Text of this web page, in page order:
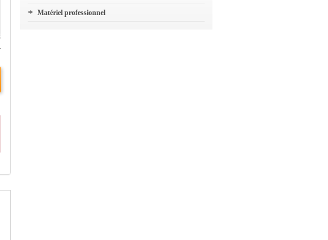
Matériel professionnel